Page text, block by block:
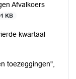
Afvalkoers
KB
kwartaal
toezeggingen",